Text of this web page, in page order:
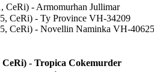
- Armomurhan Jullimar
CeRi) - Ty Province VH-34209
CeRi) - Novellin Naminka VH-40625
- Tropica Cokemurder